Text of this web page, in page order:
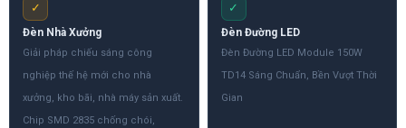
✓
Đèn Nhà Xưởng
Giải pháp chiếu sáng công
nghiệp thế hệ mới cho nhà
xưởng, kho bãi, nhà máy sản xuất.
Chip SMD 2835 chống chói,
✓
Đèn Đường LED
Đèn Đường LED Module 150W
TD14 Sáng Chuẩn, Bền Vượt Thời
Gian